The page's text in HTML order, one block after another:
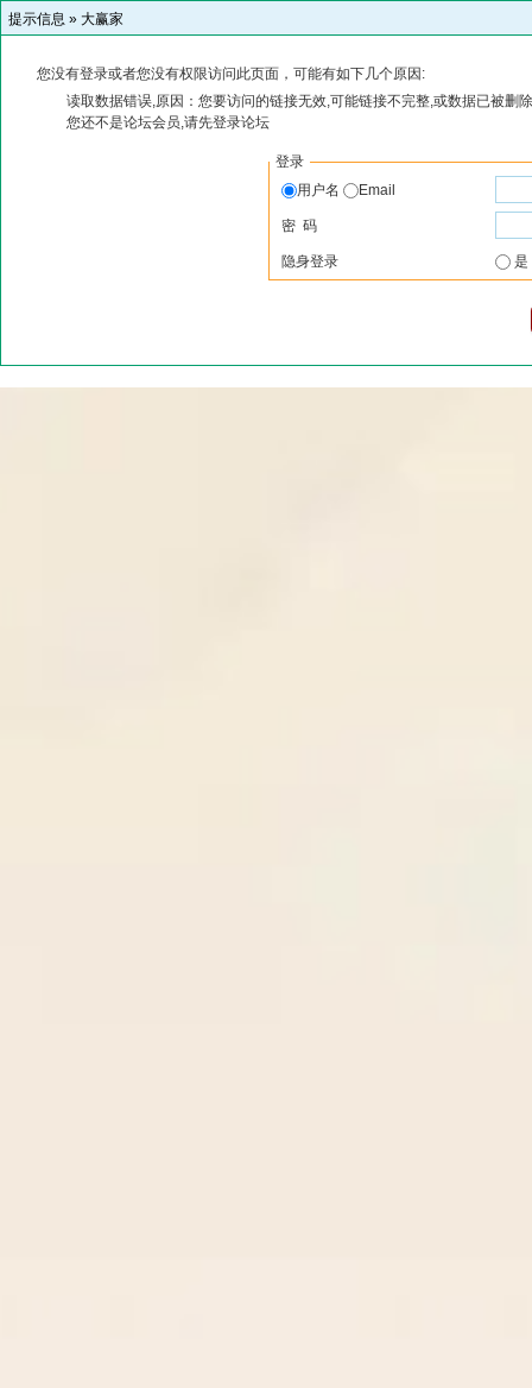
提示信息 » 大赢家
您没有登录或者您没有权限访问此页面，可能有如下几个原因:
读取数据错误,原因：您要访问的链接无效,可能链接不完整,或数据已被删
您还不是论坛会员,请先登录论坛
登录
用户名
Email
密 码
隐身登录